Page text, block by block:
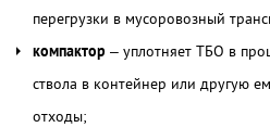
перегрузки в мусоровозный
компактор – уплотняет ТБО в
ствола в контейнер или другую
отходы;